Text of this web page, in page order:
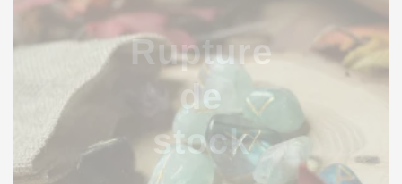
Rupture
de
stock